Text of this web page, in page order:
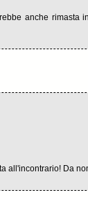
anche rimasta
all'incontrario! Da